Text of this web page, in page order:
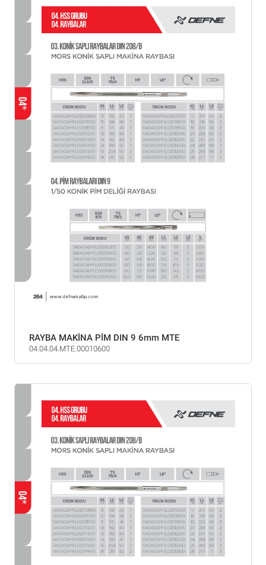
RAYBA MAKİNA PİM DIN 9 6mm MTE
04.04.04.MTE.00010600